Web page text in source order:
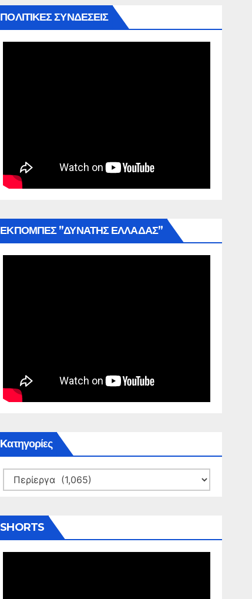
ΠΟΛΙΤΙΚΕΣ ΣΥΝΔΕΣΕΙΣ
ΕΚΠΟΜΠΕΣ ”ΔΥΝΑΤΗΣ ΕΛΛΑΔΑΣ”
Kατηγορίες
Kατηγορίες
SHORTS